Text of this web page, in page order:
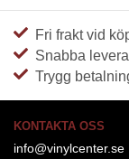
Fri frakt vid
Snabba
Trygg
KONTAKTA OSS
info@vinylcenter.se